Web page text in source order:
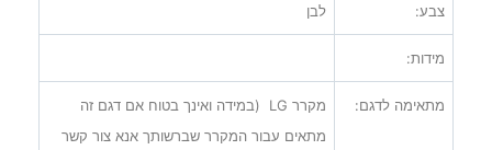
צבע: לבן
מידות:
מתאימה לדגם: מקרר LG (במידה ואינך בטוח אם דגם זה
מתאים עבור המקרר שברשותך אנא צור קשר